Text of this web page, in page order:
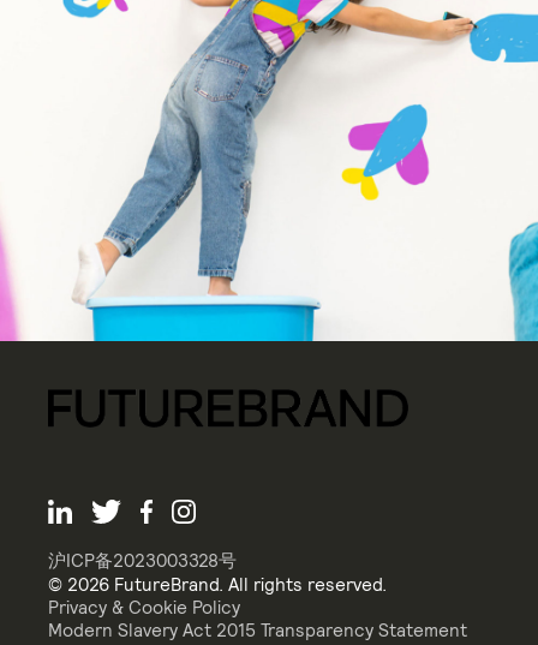
沪ICP备2023003328号
© 2026 FutureBrand. All rights reserved.
Privacy & Cookie Policy
Modern Slavery Act 2015 Transparency Statement